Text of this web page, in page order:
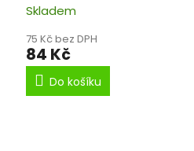
Skladem
75 Kč bez DPH
84 Kč
Do košíku